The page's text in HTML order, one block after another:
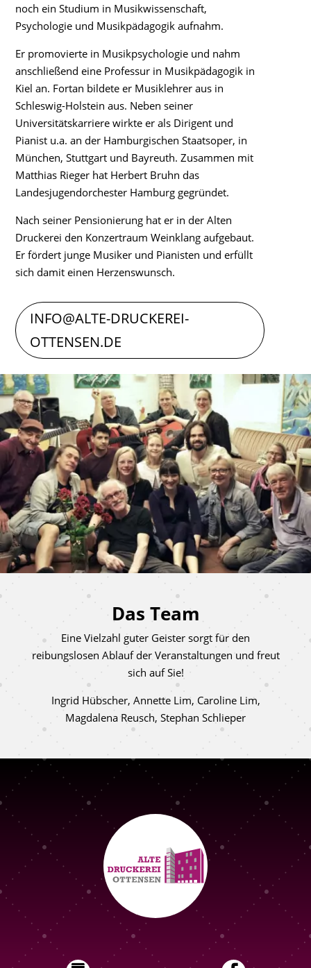
noch ein Studium in Musikwissenschaft,
Psychologie und Musikpädagogik aufnahm.
Er promovierte in Musikpsychologie und nahm
anschließend eine Professur in Musikpädagogik in
Kiel an. Fortan bildete er Musiklehrer aus in
Schleswig-Holstein aus. Neben seiner
Universitätskarriere wirkte er als Dirigent und
Pianist u.a. an der Hamburgischen Staatsoper, in
München, Stuttgart und Bayreuth. Zusammen mit
Matthias Rieger hat Herbert Bruhn das
Landesjugendorchester Hamburg gegründet.
Nach seiner Pensionierung hat er in der Alten
Druckerei den Konzertraum Weinklang aufgebaut.
Er fördert junge Musiker und Pianisten und erfüllt
sich damit einen Herzenswunsch.
INFO@ALTE-DRUCKEREI-
OTTENSEN.DE
Das Team
Eine Vielzahl guter Geister sorgt für den
reibungslosen Ablauf der Veranstaltungen und freut
sich auf Sie!
Ingrid Hübscher, Annette Lim, Caroline Lim,
Magdalena Reusch, Stephan Schlieper